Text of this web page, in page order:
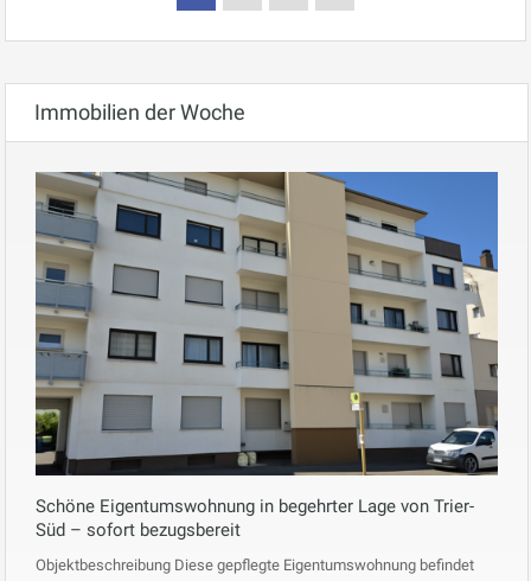
Immobilien der Woche
Schöne Eigentumswohnung in begehrter Lage von Trier-
Süd – sofort bezugsbereit
Objektbeschreibung Diese gepflegte Eigentumswohnung befindet